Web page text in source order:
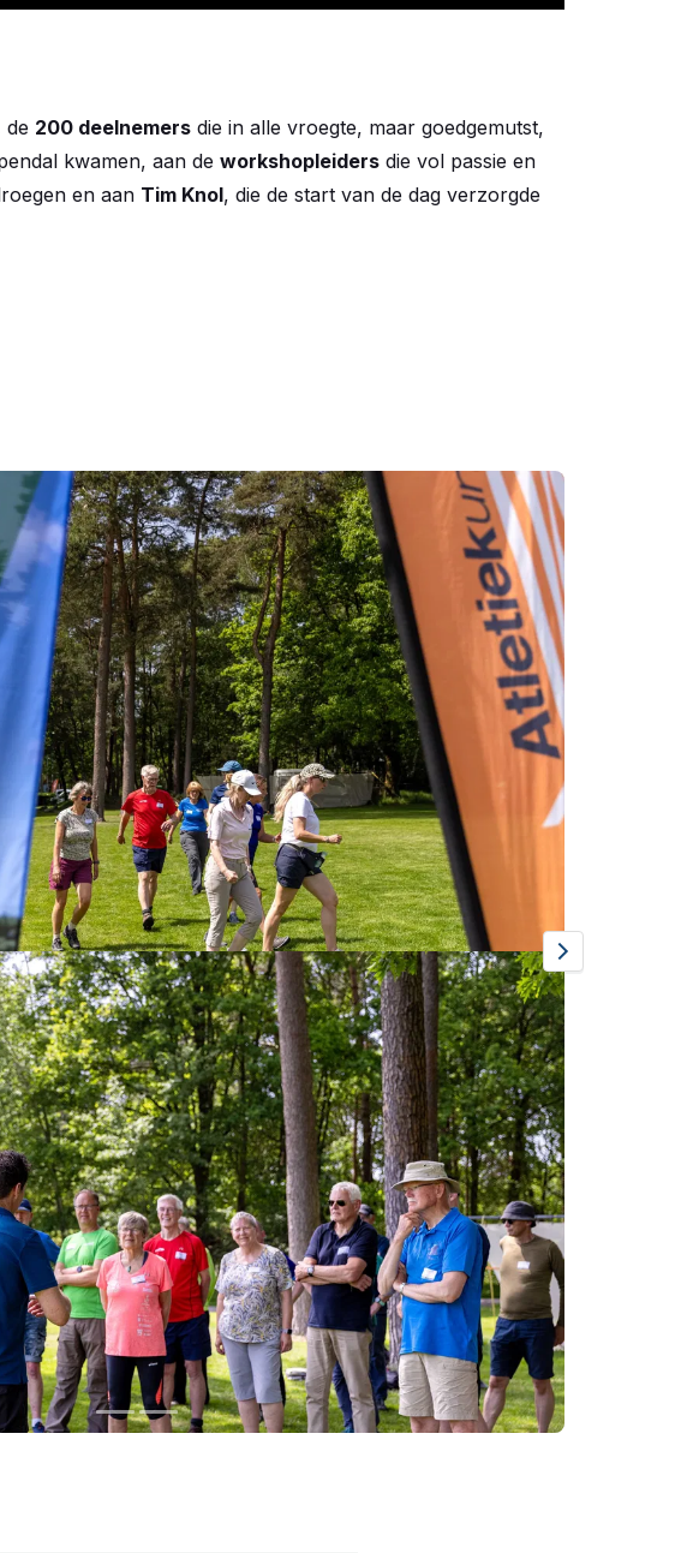
de 200 deelnemers die in alle vroegte, maar goedgemutst,
kwamen, aan de workshopleiders die vol passie en
en aan Tim Knol, die de start van de dag verzorgde